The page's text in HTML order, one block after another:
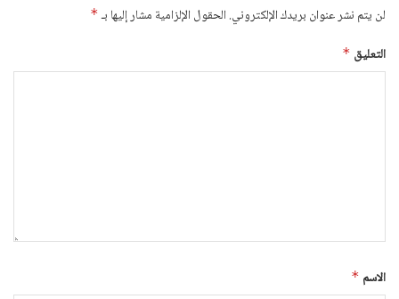
لن يتم نشر عنوان بريدك الإلكتروني. الحقول الإلزامية مشار إليها بـ*
التعليق *
الاسم *